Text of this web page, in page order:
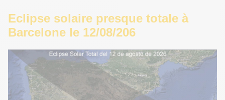
Eclipse solaire presque totale à
Barcelone le 12/08/206